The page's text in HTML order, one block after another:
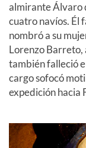
almirante Álvaro
cuatro navíos. Él
nombró a su
Lorenzo Barreto,
también falleció
cargo sofocó
expedición hacia